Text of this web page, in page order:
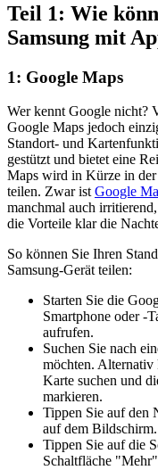
Teil 1: Wie
Samsung mit
1: Google Maps
Wer kennt Google nicht?
Google Maps jedoch
Standort- und
gestützt und bietet eine
Maps wird in Kürze in
teilen. Zwar istGoogle
manchmal auch
die Vorteile klar die
So können Sie Ihren
Samsung-Gerät teilen:
Starten Sie die
Smartphone oder -
aufrufen.
Suchen Sie nach
möchten. Alternativ
Karte suchen und
markieren.
Tippen Sie auf den
auf dem Bildschirm.
Tippen Sie auf die
Schaltfläche